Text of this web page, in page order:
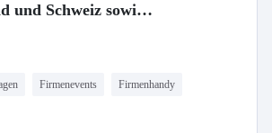
und Schweiz sowie
und
Firmenevents Firmenhandy